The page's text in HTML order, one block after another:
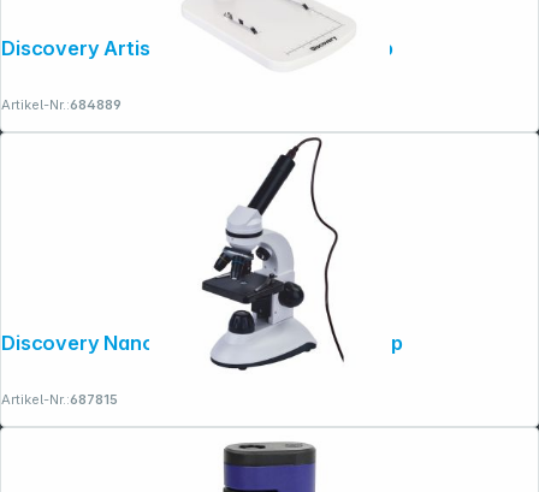
Discovery Artisan 32 digitales Mikroskop
Artikel-Nr.:684889
Discovery Nano Polar digitales Mikroskop
Artikel-Nr.:687815